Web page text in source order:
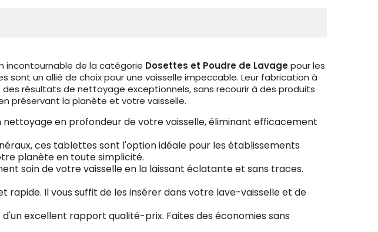
incontournable de la catégorie Dosettes et Poudre de Lavagepour les
un allié de choix pour une vaisselle impeccable. Leur fabrication à
résultats de nettoyage exceptionnels, sans recourir à des produits
préservant la planète et votre vaisselle.
en profondeur de votre vaisselle, éliminant efficacement
ces tablettes sont l'option idéale pour les établissements
planète en toute simplicité.
soin de votre vaisselle en la laissant éclatante et sans traces.
Il vous suffit de les insérer dans votre lave-vaisselle et de
excellent rapport qualité-prix. Faites des économies sans